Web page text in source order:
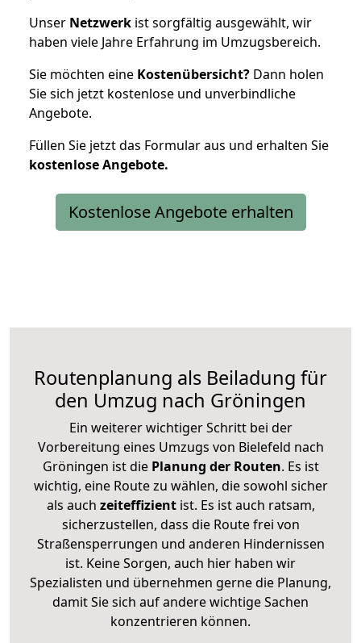
Unser Netzwerk ist sorgfältig ausgewählt, wir
haben viele Jahre Erfahrung im Umzugsbereich.
Sie möchten eine Kostenübersicht? Dann holen
Sie sich jetzt kostenlose und unverbindliche
Angebote.
Füllen Sie jetzt das Formular aus und erhalten Sie
kostenloseAngebote.
Kostenlose Angebote erhalten
Routenplanung als Beiladung für
den Umzug nach Gröningen
Ein weiterer wichtiger Schritt bei der
Vorbereitung eines Umzugs von Bielefeld nach
Gröningen ist diePlanung der Routen. Es ist
wichtig, eine Route zu wählen, die sowohl sicher
als auch zeiteffizientist. Es ist auch ratsam,
sicherzustellen, dass die Route frei von
Straßensperrungen und anderen Hindernissen
ist. Keine Sorgen, auch hier haben wir
Spezialisten und übernehmen gerne die Planung,
damit Sie sich auf andere wichtige Sachen
konzentrieren können.